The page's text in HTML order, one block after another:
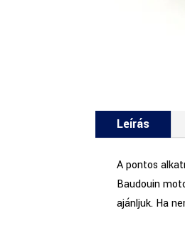
Leírás
A pontos
Baudouin
ajánljuk. Ha